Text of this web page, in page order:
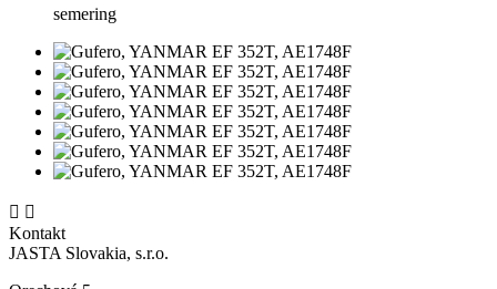
semering
 
Kontakt
JASTA Slovakia, s.r.o.